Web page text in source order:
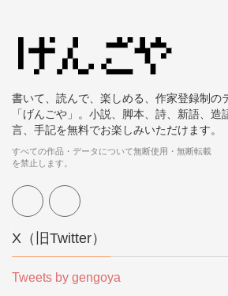
書いて、読んで、楽しめる、作家登録制の
「げんごや」。小説、脚本、詩、新語、造
言、手記を無料でお楽しみいただけます。
すべての作品・データについて無断使用・無断転載
を禁止します。
X（旧Twitter）
Tweets by gengoya